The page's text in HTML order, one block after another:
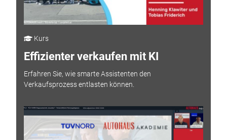
Kurs
Effizienter verkaufen mit KI
Erfahren Sie, wie smarte Assistenten den
Verkaufsprozess entlasten können.